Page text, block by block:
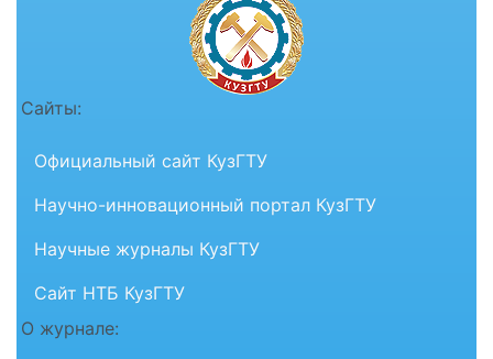
Сайты:
Официальный сайт КузГТУ
Научно-инновационный портал КузГТУ
Научные журналы КузГТУ
Сайт НТБ КузГТУ
О журнале: